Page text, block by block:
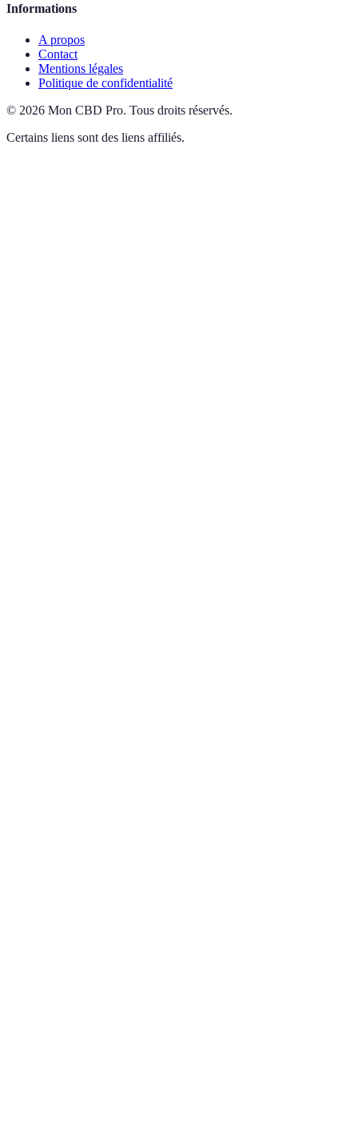
Informations
A propos
Contact
Mentions légales
Politique de confidentialité
© 2026 Mon CBD Pro. Tous droits réservés.
Certains liens sont des liens affiliés.